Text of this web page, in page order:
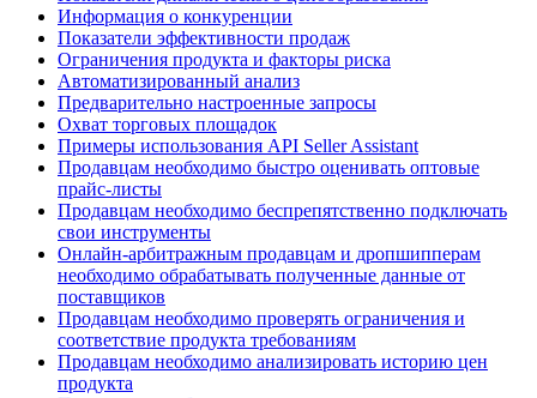
Информация о конкуренции
Показатели эффективности продаж
Ограничения продукта и факторы риска
Автоматизированный анализ
Предварительно настроенные запросы
Охват торговых площадок
Примеры использования API Seller Assistant
Продавцам необходимо быстро оценивать оптовые
прайс-листы
Продавцам необходимо беспрепятственно подключать
свои инструменты
Онлайн-арбитражным продавцам и дропшипперам
необходимо обрабатывать полученные данные от
поставщиков
Продавцам необходимо проверять ограничения и
соответствие продукта требованиям
Продавцам необходимо анализировать историю цен
продукта